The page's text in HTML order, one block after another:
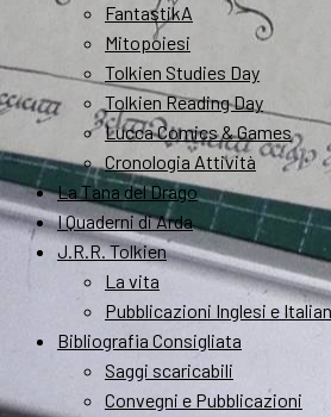
FantastikA
Mitopoiesi
Tolkien Studies Day
Tolkien Reading Day
Lucca Comics & Games
Cronologia Attività
La Tana del Drago
I Quaderni di Arda
J.R.R. Tolkien
La vita
Pubblicazioni Inglesi e
Bibliografia Consigliata
Saggi scaricabili
Convegni e Pubblicazioni